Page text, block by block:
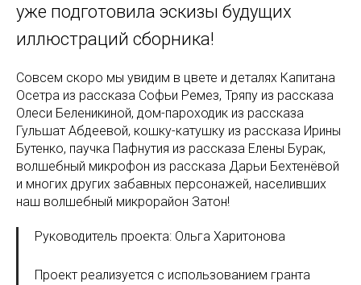
уже подготовила эскизы будущих
иллюстраций сборника!
Совсем скоро мы увидим в цвете и деталях Капитана
Осетра из рассказа Софьи Ремез, Тряпу из рассказа
Олеси Беленикиной, дом-пароходик из рассказа
Гульшат Абдеевой, кошку-катушку из рассказа Ирины
Бутенко, паучка Пафнутия из рассказа Елены Бурак,
волшебный микрофон из рассказа Дарьи Бехтенёвой
и многих других забавных персонажей, населивших
наш волшебный микрорайон Затон!
Руководитель проекта: Ольга Харитонова
Проект реализуется с использованием гранта